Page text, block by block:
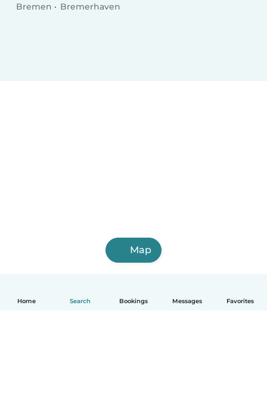
Home Search Bookings Messages Favorites
Bremen Bremerhaven
Map